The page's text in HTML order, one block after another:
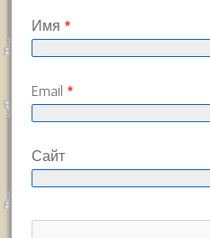
Имя *
Email *
Сайт